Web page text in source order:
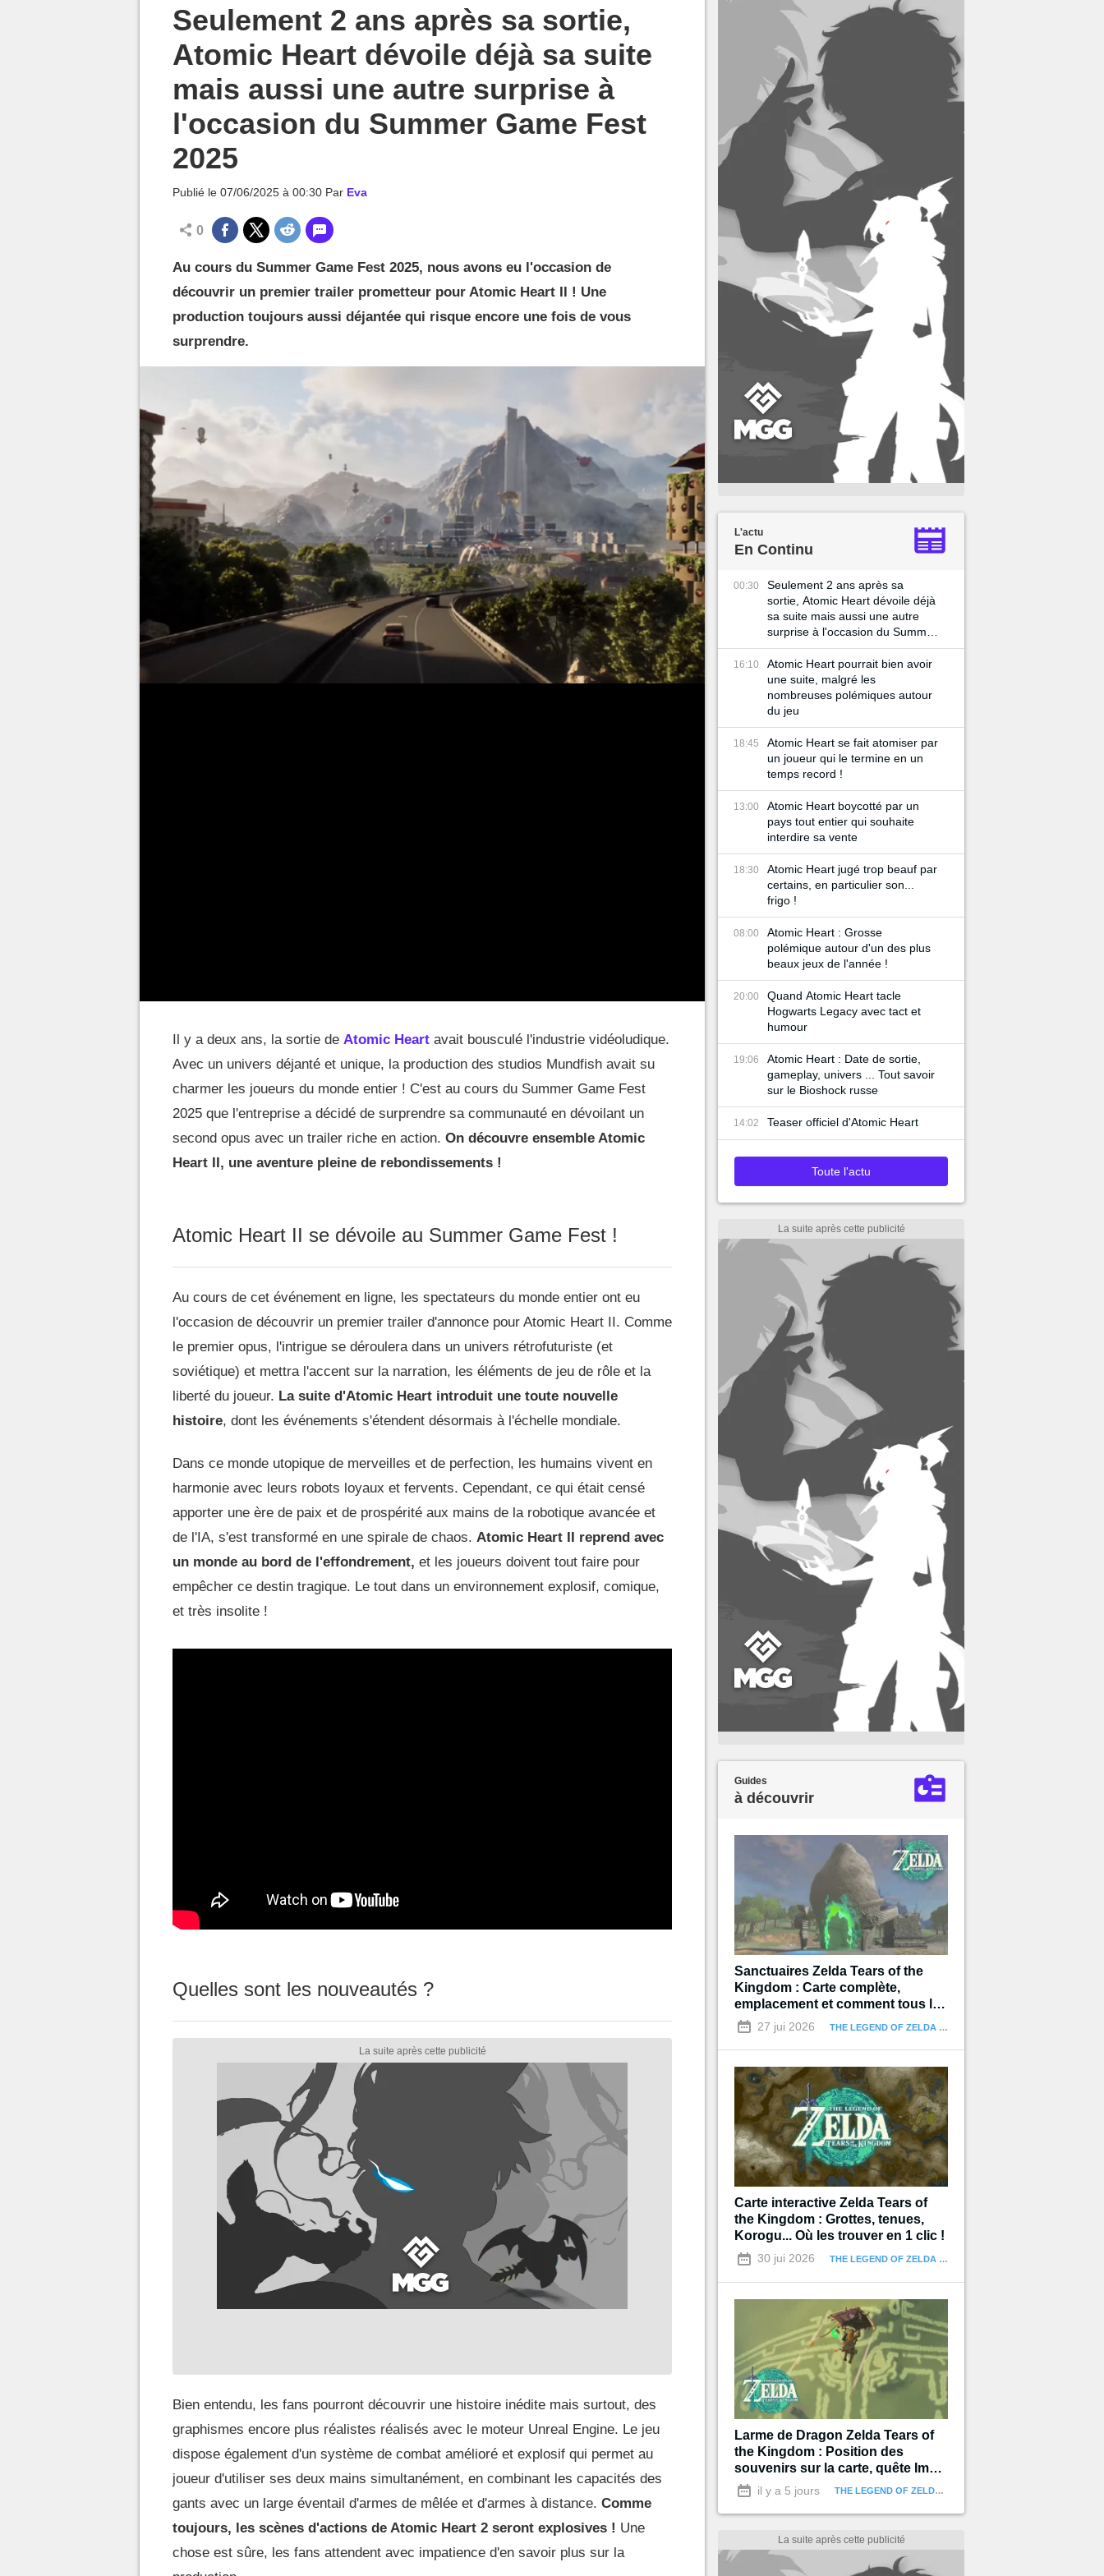
Seulement 2 ans après sa sortie,
Atomic Heart dévoile déjà sa suite
mais aussi une autre surprise à
l'occasion du Summer Game Fest
2025
Publié le 07/06/2025 à 00:30 Par Eva
0
Au cours du Summer Game Fest 2025, nous avons eu l'occasion de
découvrir un premier trailer prometteur pour Atomic Heart II ! Une
production toujours aussi déjantée qui risque encore une fois de vous
surprendre.
Il y a deux ans, la sortie de Atomic Heart avait bousculé l'industrie vidéoludique.
Avec un univers déjanté et unique, la production des studios Mundfish avait su
charmer les joueurs du monde entier ! C'est au cours du Summer Game Fest
2025 que l'entreprise a décidé de surprendre sa communauté en dévoilant un
second opus avec un trailer riche en action. On découvre ensemble Atomic
Heart II, une aventure pleine de rebondissements !
Atomic Heart II se dévoile au Summer Game Fest !
Au cours de cet événement en ligne, les spectateurs du monde entier ont eu
l'occasion de découvrir un premier trailer d'annonce pour Atomic Heart II. Comme
le premier opus, l'intrigue se déroulera dans un univers rétrofuturiste (et
soviétique) et mettra l'accent sur la narration, les éléments de jeu de rôle et la
liberté du joueur. La suite d'Atomic Heart introduit une toute nouvelle
histoire, dont les événements s'étendent désormais à l'échelle mondiale.
Dans ce monde utopique de merveilles et de perfection, les humains vivent en
harmonie avec leurs robots loyaux et fervents. Cependant, ce qui était censé
apporter une ère de paix et de prospérité aux mains de la robotique avancée et
de l'IA, s'est transformé en une spirale de chaos. Atomic Heart II reprend avec
un monde au bord de l'effondrement, et les joueurs doivent tout faire pour
empêcher ce destin tragique. Le tout dans un environnement explosif, comique,
et très insolite !
Quelles sont les nouveautés ?
Bien entendu, les fans pourront découvrir une histoire inédite mais surtout, des
graphismes encore plus réalistes réalisés avec le moteur Unreal Engine. Le jeu
dispose également d'un système de combat amélioré et explosif qui permet au
joueur d'utiliser ses deux mains simultanément, en combinant les capacités des
gants avec un large éventail d'armes de mêlée et d'armes à distance. Comme
toujours, les scènes d'actions de Atomic Heart 2 seront explosives ! Une
chose est sûre, les fans attendent avec impatience d'en savoir plus sur la
L'actu
En Continu
00:30
Seulement 2 ans après sa
sortie, Atomic Heart dévoile déjà
sa suite mais aussi une autre
surprise à l'occasion du Summer
Game Fest 2025
16:10
Atomic Heart pourrait bien avoir
une suite, malgré les
nombreuses polémiques autour
du jeu
18:45
Atomic Heart se fait atomiser par
un joueur qui le termine en un
temps record !
13:00
Atomic Heart boycotté par un
pays tout entier qui souhaite
interdire sa vente
18:30
Atomic Heart jugé trop beauf par
certains, en particulier son...
frigo !
08:00
Atomic Heart : Grosse
polémique autour d'un des plus
beaux jeux de l'année !
20:00
Quand Atomic Heart tacle
Hogwarts Legacy avec tact et
humour
19:06
Atomic Heart : Date de sortie,
gameplay, univers ... Tout savoir
sur le Bioshock russe
14:02 Teaser officiel d'Atomic Heart
Toute l'actu
Guides
à découvrir
Sanctuaires Zelda Tears of the
Kingdom : Carte complète,
emplacement et comment tous les
terminer
27 jui 2026 THE LEGEND OF ZELDA : TEARS OF THE KINGDOM
Carte interactive Zelda Tears of
the Kingdom : Grottes, tenues,
Korogu... Où les trouver en 1 clic !
30 jui 2026 THE LEGEND OF ZELDA : TEARS OF THE KINGDOM
Larme de Dragon Zelda Tears of
the Kingdom : Position des
souvenirs sur la carte, quête Impa
et les Géoglyphes
il y a 5 jours THE LEGEND OF ZELDA : TEARS OF THE KINGDOM